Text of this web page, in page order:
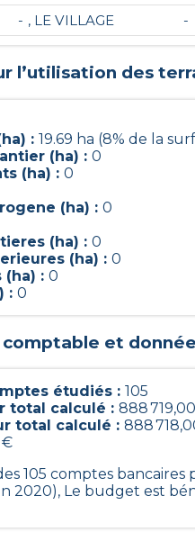
- , LE VILLAGE -
l’utilisation des
: 19.69 ha (8% de la
(ha) : 0
(ha) : 0
(ha) : 0
(ha) : 0
(ha) : 0
(ha) : 0
: 0
comptable et
étudiés : 105
total calculé : 888
total calculé : 888
€
105 comptes bancaires
2020), Le budget est